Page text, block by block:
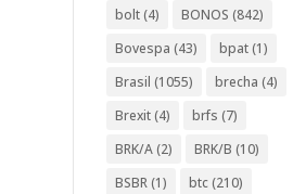
bolt (4) BONOS (842)
Bovespa (43) bpat (1)
Brasil (1055) brecha (4)
Brexit (4) brfs (7)
BRK/A (2) BRK/B (10)
BSBR (1) btc (210)